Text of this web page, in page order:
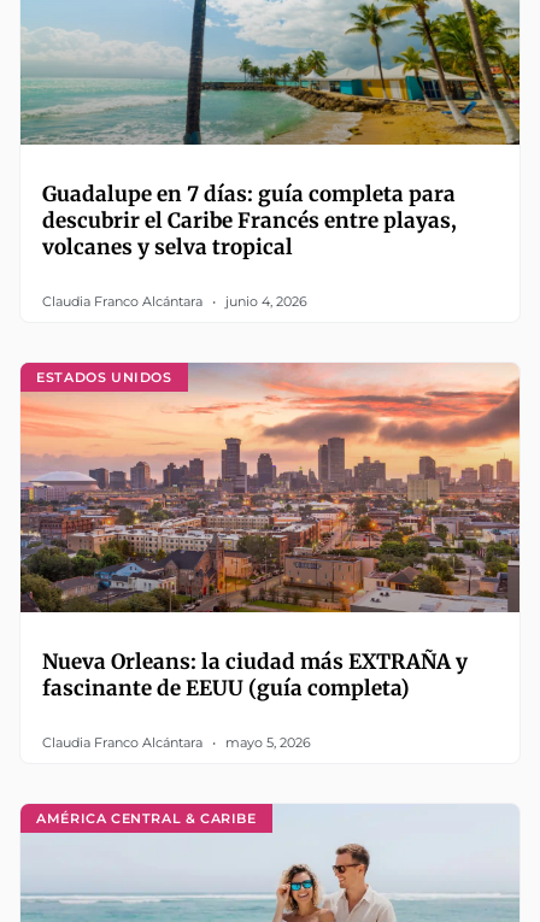
Guadalupe en 7 días: guía completa para
descubrir el Caribe Francés entre playas,
volcanes y selva tropical
Claudia Franco Alcántara junio 4, 2026
ESTADOS UNIDOS
Nueva Orleans: la ciudad más EXTRAÑA y
fascinante de EEUU (guía completa)
Claudia Franco Alcántara mayo 5, 2026
AMÉRICA CENTRAL & CARIBE